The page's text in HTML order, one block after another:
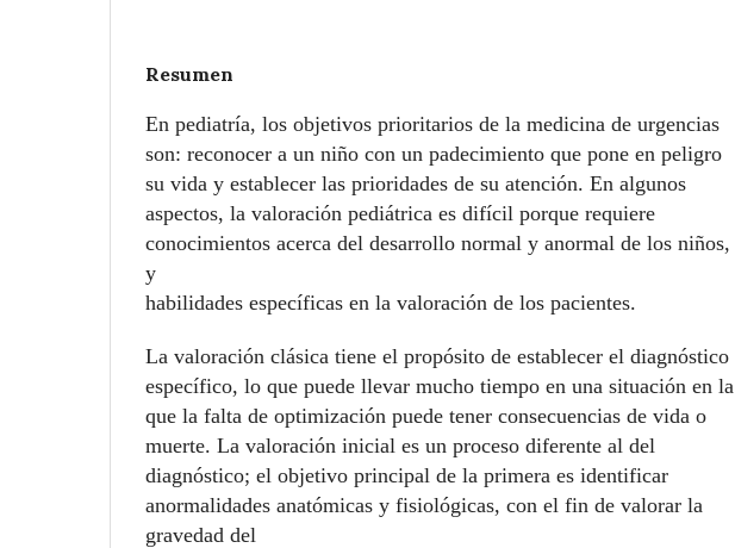
Resumen
En pediatría, los objetivos prioritarios de la medicina de urgencias
son: reconocer a un niño con un padecimiento que pone en peligro
su vida y establecer las prioridades de su atención. En algunos
aspectos, la valoración pediátrica es difícil porque requiere
conocimientos acerca del desarrollo normal y anormal de los niños,
y
habilidades específicas en la valoración de los pacientes.
La valoración clásica tiene el propósito de establecer el diagnóstico
específico, lo que puede llevar mucho tiempo en una situación en la
que la falta de optimización puede tener consecuencias de vida o
muerte. La valoración inicial es un proceso diferente al del
diagnóstico; el objetivo principal de la primera es identificar
anormalidades anatómicas y fisiológicas, con el fin de valorar la
gravedad del